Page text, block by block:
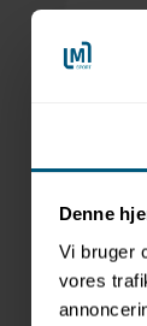
Denne
Vi bruger
vores